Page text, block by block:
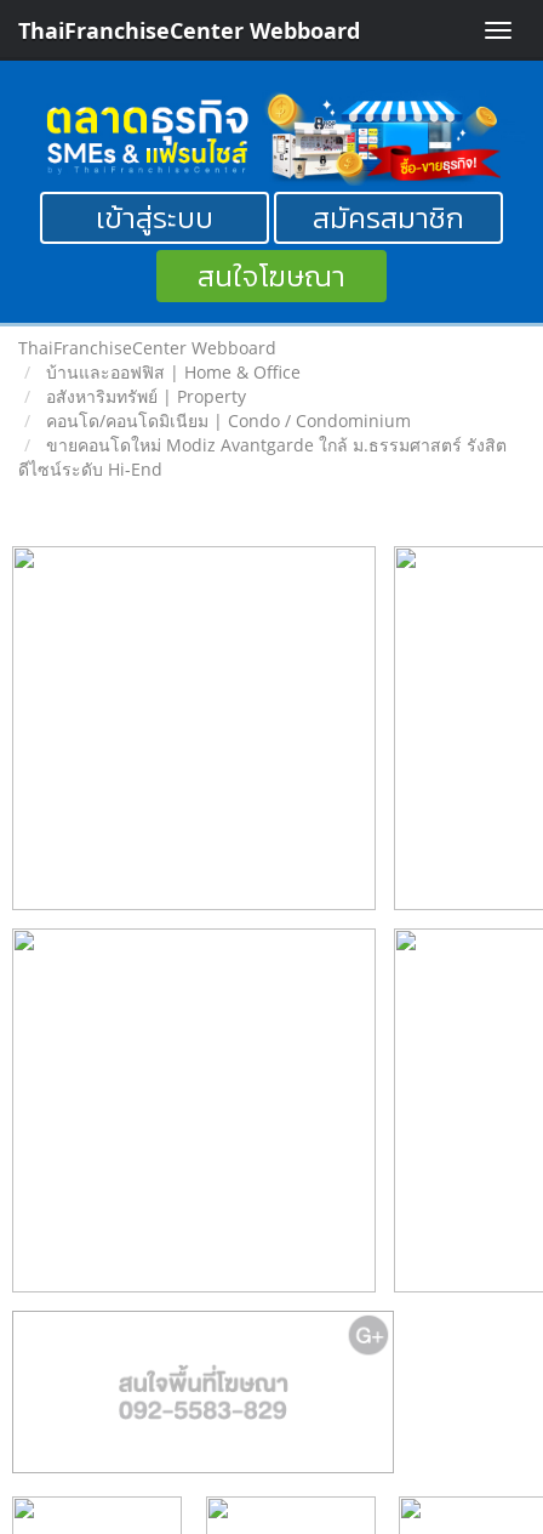
Toggle
ThaiFranchiseCenter Webboard
เข้าสู่ระบบ
สมัครสมาชิก
สนใจโฆษณา
ThaiFranchiseCenter Webboard
บ้านและออฟฟิส | Home & Office
อสังหาริมทรัพย์ | Property
คอนโด/คอนโดมิเนียม | Condo / Condominium
ขายคอนโดใหม่ Modiz Avantgarde ใกล้ ม.ธรรมศาสตร์ รังสิต
ดีไซน์ระดับ Hi-End